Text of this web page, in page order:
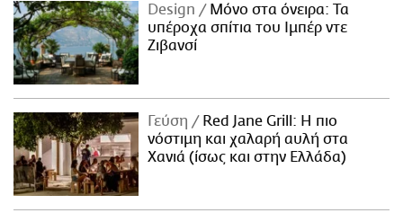
Design
Μόνο στα όνειρα: Τα
υπέροχα σπίτια του Ιμπέρ ντε
Ζιβανσί
Γεύση
Red Jane Grill: Η πιο
νόστιμη και χαλαρή αυλή στα
Χανιά (ίσως και στην Ελλάδα)